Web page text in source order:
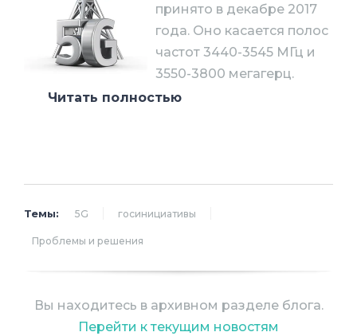
принято в декабре 2017
года. Оно касается полос
частот 3440-3545 МГц и
3550-3800 мегагерц.
Читать полностью
разрешений на использование РЧС (ФЗ
70 от 18.04.2018). Внесены изменения в
(приказ Минкомсвязи 315 от 22.06.2018
года) и т.д.
Темы: 5G госинициативы
Проблемы и решения
Вы находитесь в архивном разделе блога.
Перейти к текущим новостям